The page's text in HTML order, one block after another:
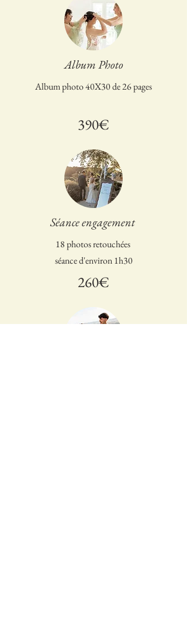
Album Photo
Album photo 40X30 de 26 pages
390€
Séance engagement
18 photos retouchées
séance d'environ 1h30
260€